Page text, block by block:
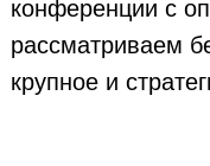
конференции с
рассматриваем
крупное и